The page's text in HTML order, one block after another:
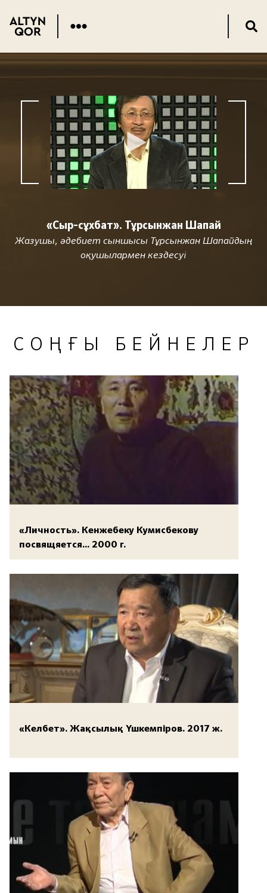
«Сыр-сұхбат». Тұрсынжан Шапай
Жазушы, әдебиет сыншысы Тұрсынжан Шапайдың
оқушылармен кездесуі
СОҢҒЫ БЕЙНЕЛЕР
«Личность». Кенжебеку Кумисбекову
посвящяется... 2000 г.
«Келбет». Жақсылық Үшкемпіров. 2017 ж.